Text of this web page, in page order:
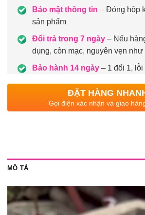
Bảo mật thông tin – Đóng hộp
sản phẩm
Đổi trả trong 7 ngày– Nếu
dụng, còn mạc, nguyên vẹn
Bảo hành 14 ngày– 1 đổi 1, lỗi
ĐẶT HÀNG
Gọi điện xác nhận và giao
MÔ TẢ
Trình
chơi